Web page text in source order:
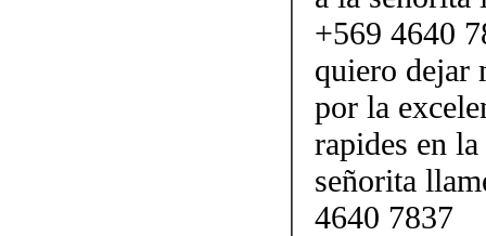
+569 4640
quiero dejar
por la
rapides en
señorita
4640 7837